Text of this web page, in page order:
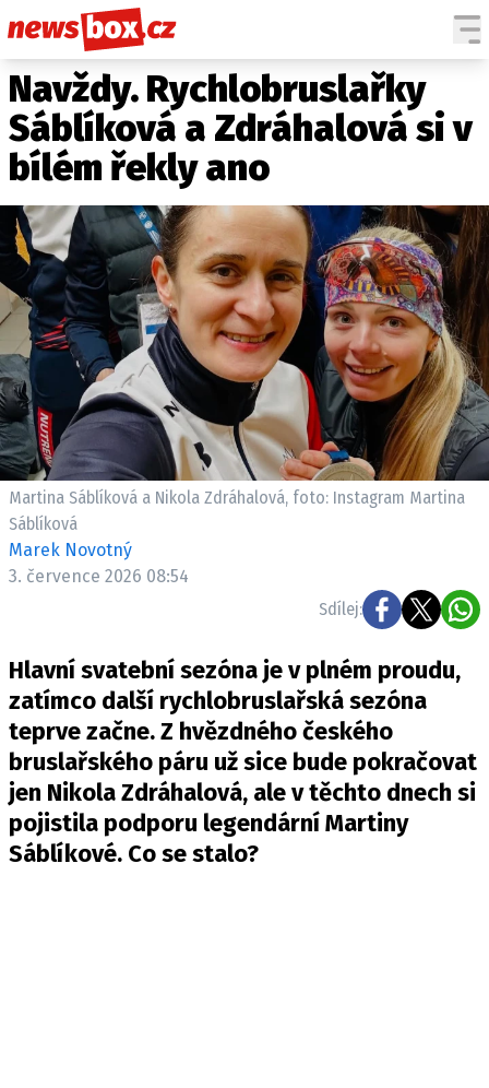
DOMÁCÍ
ZAHRANIČÍ
POČASÍ
KRIMI
EKONOMIKA
KULTURA
SPOLEČNOST
SPORT
ČESKÉ CELEBRITY
SVĚTOVÉ CELEBRITY
SLEDUJTE NÁS NA
Máte příběh, fotku nebo video?
Pošlete e-mail na newsbox.cz
VYDAVATEL
INZERCE
OSOBNÍ ÚDAJE / COOKIES
VOLNÁ MÍSTA
Navždy. Rychlobruslařky
Sáblíková a Zdráhalová si v
bílém řekly ano
Martina Sáblíková a Nikola Zdráhalová, foto: Instagram Martina
Sáblíková
Marek Novotný
3. července 2026 08:54
Sdílej:
Hlavní svatební sezóna je v plném proudu,
zatímco další rychlobruslařská sezóna
teprve začne. Z hvězdného českého
bruslařského páru už sice bude pokračovat
jen Nikola Zdráhalová, ale v těchto dnech si
pojistila podporu legendární Martiny
Sáblíkové. Co se stalo?